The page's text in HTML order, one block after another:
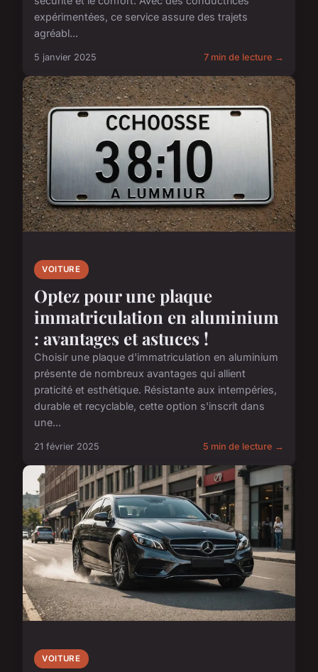
expérimentées, ce service assure des trajets
agréabl...
5 janvier 2025 7 min de lecture →
VOITURE
Optez pour une plaque
immatriculation en aluminium
: avantages et astuces !
Choisir une plaque d'immatriculation en aluminium
présente de nombreux avantages qui allient
praticité et esthétique. Résistante aux intempéries,
durable et recyclable, cette option s'inscrit dans
une...
21 février 2025 5 min de lecture →
VOITURE